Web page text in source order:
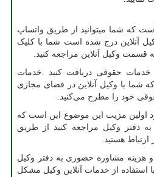
که شما میتوانید از طریق واتساپ
آنلاین درج شده است شما با کلیک
قسمت وکیل آنلاین مراجعه کنید.
حقوقی دریافت کنید .خدمات
با وکیل آنلاین در فضای مجازی
خود را مطرح می‌کنید.
اولین مزیت این موضوع این است که
دفتر وکیل مراجعه کنید از طریق
ارتباط هستید.
هزینه مشاوره حضوری به دفتر وکیل
استفاده از خدمات آنلاین وکیل مشکل